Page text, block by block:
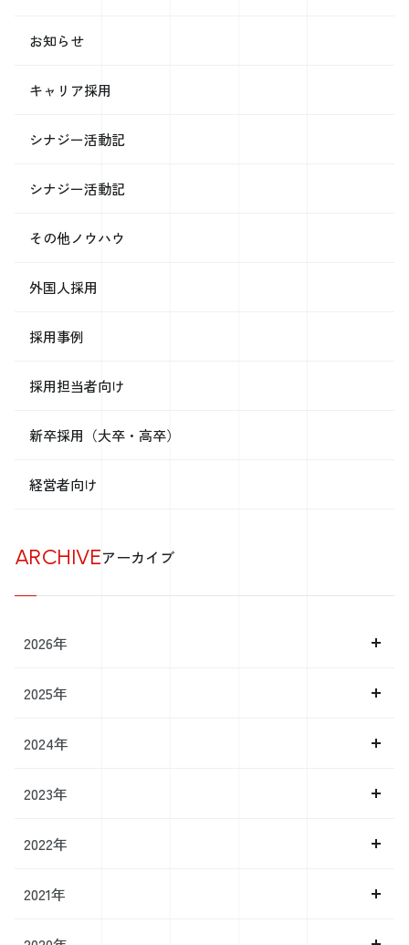
算)の人件費がまかなえます。 溶剤や手間などを、より安い代替案に
変えて質を下げられるよりは、 それ相応の価格でより良いサービスを
のはどの業界も同じですが、 明らかにチープ志向に向かっている現状
が理想的な循環！生活の質を上げますね！ とにかく安いもので揃える
質がグングン下がっていっています。 もうみんな、お椀と箸はとり
ュールくらいのレベルで、 身に付けるものは基本一点ものとかくらい
とかは、本当に力を持っている企業しか残らなくなるでしょうね。 そ
リットと照らし合わせながら検証すると もう5倍くらいの長文になるの
で、ここら辺りで自重しておきますが、 そんなことを考えながら、ク
な…」とスカートとブラウスを渡すのです。 ─── ぐっとくる会社
目の企業71に選出～ 気になった方はこちら 【社長の学校】 プレジデ
ーム
お知らせ
キャリア採用
シナジー活動記
シナジー活動記
その他ノウハウ
外国人採用
採用事例
採用担当者向け
新卒採用（大卒・高卒）
経営者向け
ARCHIVEアーカイブ
2026年
2025年
2024年
2023年
2022年
2021年